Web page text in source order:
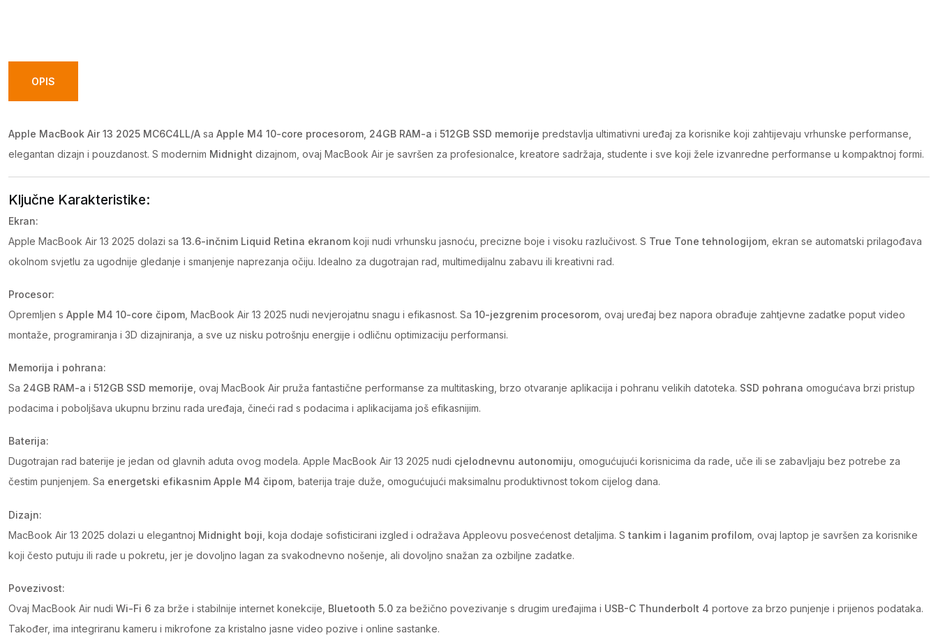
OPIS
Apple MacBook Air 13 2025 MC6C4LL/A sa Apple M4 10-core procesorom 24GB RAM-a i 512GB SSD memorije predstavlja ultimativni uređaj za korisnike koji zahtijevaju vrhunske performanse,
elegantan dizajn i pouzdanost. S modernim Midnight dizajnom, ovaj MacBook Air je savršen za profesionalce, kreatore sadržaja, studente i sve koji žele izvanredne performanse u kompaktnoj formi.
Ključne Karakteristike:
Ekran:
Apple MacBook Air 13 2025 dolazi sa 13.6-inčnim Liquid Retina ekranom koji nudi vrhunsku jasnoću, precizne boje i visoku razlučivost. S True Tone tehnologijom , ekran se automatski prilagođava
okolnom svjetlu za ugodnije gledanje i smanjenje naprezanja očiju. Idealno za dugotrajan rad, multimedijalnu zabavu ili kreativni rad.
Procesor:
Opremljen s Apple M4 10-core čipom , MacBook Air 13 2025 nudi nevjerojatnu snagu i efikasnost. Sa 10-jezgrenim procesorom , ovaj uređaj bez napora obrađuje zahtjevne zadatke poput video
montaže, programiranja i 3D dizajniranja, a sve uz nisku potrošnju energije i odličnu optimizaciju performansi.
Memorija i pohrana:
Sa 24GB RAM-a i 512GB SSD memorije , ovaj MacBook Air pruža fantastične performanse za multitasking, brzo otvaranje aplikacija i pohranu velikih datoteka. SSD pohrana omogućava brzi pristup
podacima i poboljšava ukupnu brzinu rada uređaja, čineći rad s podacima i aplikacijama još efikasnijim.
Baterija:
Dugotrajan rad baterije je jedan od glavnih aduta ovog modela. Apple MacBook Air 13 2025 nudi cjelodnevnu autonomiju , omogućujući korisnicima da rade, uče ili se zabavljaju bez potrebe za
čestim punjenjem. Sa energetski efikasnim Apple M4 čipom , baterija traje duže, omogućujući maksimalnu produktivnost tokom cijelog dana.
Dizajn:
MacBook Air 13 2025 dolazi u elegantnoj Midnight boji , koja dodaje sofisticirani izgled i odražava Appleovu posvećenost detaljima. S tankim i laganim profilom , ovaj laptop je savršen za korisnike
koji često putuju ili rade u pokretu, jer je dovoljno lagan za svakodnevno nošenje, ali dovoljno snažan za ozbiljne zadatke.
Povezivost:
Ovaj MacBook Air nudi Wi-Fi 6 za brže i stabilnije internet konekcije, Bluetooth 5.0 za bežično povezivanje s drugim uređajima i USB-C Thunderbolt 4 portove za brzo punjenje i prijenos podataka.
Također, ima integriranu kameru i mikrofone za kristalno jasne video pozive i online sastanke.